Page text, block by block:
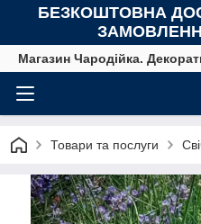
БЕЗКОШТОВНА
Магазин Чародійка.
Товари та послуги